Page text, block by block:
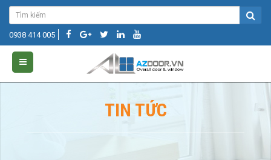
0938 414 005
TIN TỨC